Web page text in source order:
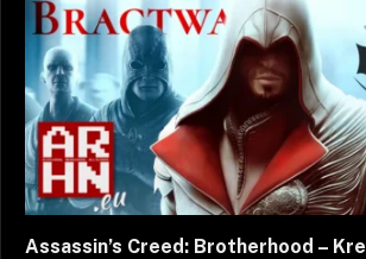
Assassin’s Creed: Brotherhood –